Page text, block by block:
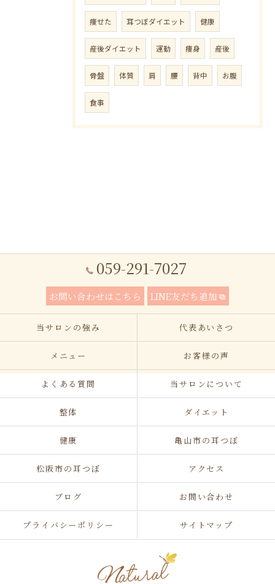
痩せた 耳つぼダイエット 健康
産後ダイエット 運動 痩身 産後
骨盤 体質 肩 腰 背中 お腹
食事
059-291-7027
お問い合わせはこちら LINE友だち追加
当サロンの強み 代表あいさつ
メニュー お客様の声
よくある質問 当サロンについて
整体 ダイエット
健康 亀山市の耳つぼ
松阪市の耳つぼ アクセス
ブログ お問い合わせ
プライバシーポリシー サイトマップ